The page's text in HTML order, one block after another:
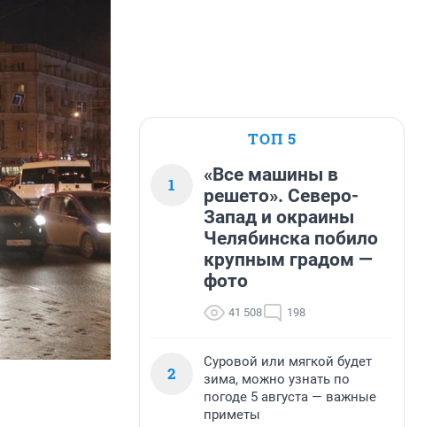
ТОП 5
1
«Все машины в
решето». Северо-
Запад и окраины
Челябинска побило
крупным градом —
фото
41 508 198
2
Суровой или мягкой будет
зима, можно узнать по
погоде 5 августа — важные
приметы